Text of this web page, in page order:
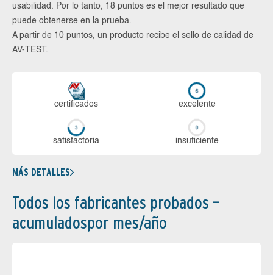
usabilidad. Por lo tanto, 18 puntos es el mejor resultado que
puede obtenerse en la prueba.
A partir de 10 puntos, un producto recibe el sello de calidad de
AV-TEST.
certi­ficados ex­ce­len­te
sa­tis­fac­to­ria in­su­fi­cien­te
MÁS DETALLES
Todos los fabricantes probados –
acumuladospor mes/año